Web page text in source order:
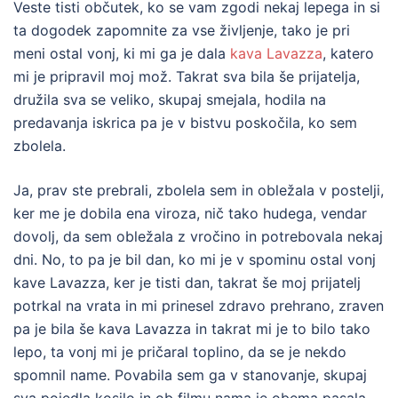
Veste tisti občutek, ko se vam zgodi nekaj lepega in si
ta dogodek zapomnite za vse življenje, tako je pri
meni ostal vonj, ki mi ga je dala kava Lavazza, katero
mi je pripravil moj mož. Takrat sva bila še prijatelja,
družila sva se veliko, skupaj smejala, hodila na
predavanja iskrica pa je v bistvu poskočila, ko sem
zbolela.
Ja, prav ste prebrali, zbolela sem in obležala v postelji,
ker me je dobila ena viroza, nič tako hudega, vendar
dovolj, da sem obležala z vročino in potrebovala nekaj
dni. No, to pa je bil dan, ko mi je v spominu ostal vonj
kave Lavazza, ker je tisti dan, takrat še moj prijatelj
potrkal na vrata in mi prinesel zdravo prehrano, zraven
pa je bila še kava Lavazza in takrat mi je to bilo tako
lepo, ta vonj mi je pričaral toplino, da se je nekdo
spomnil name. Povabila sem ga v stanovanje, skupaj